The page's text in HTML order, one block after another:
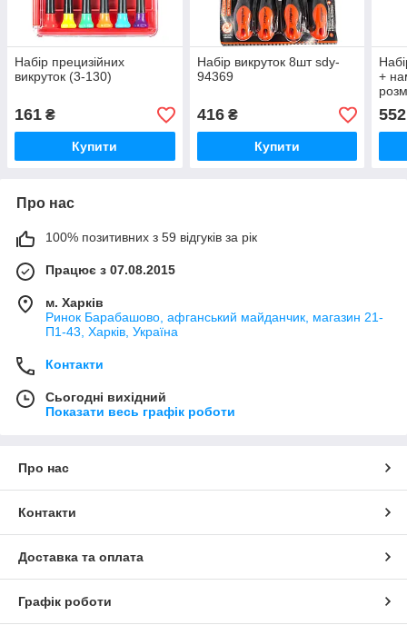
Набір прецизійних
викруток (3-130)
161 ₴
Купити
Набір викруток 8шт sdy-
94369
416₴
Купити
+
552
Про нас
100% позитивних з 59 відгуків за рік
Працює з 07.08.2015
м. Харків
Ринок Барабашово, афганський майданчик, магазин 21-
П1-43, Харків, Україна
Контакти
Сьогодні вихідний
Показати весь графік роботи
Про нас
Контакти
Доставка та оплата
Графік роботи